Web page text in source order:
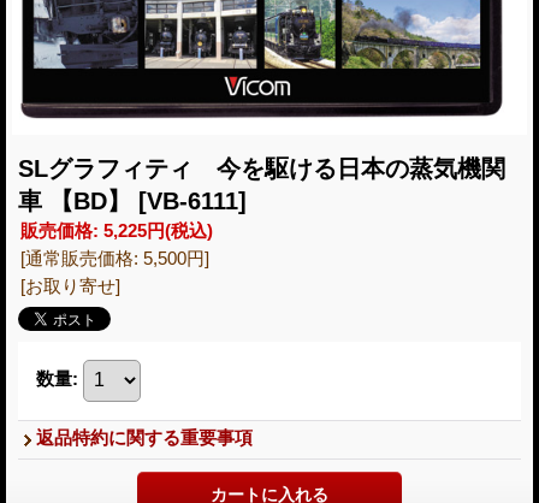
SLグラフィティ 今を駆ける日本の蒸気機関
車 【BD】 [VB-6111]
販売価格: 5,225円(税込)
[通常販売価格: 5,500円]
[お取り寄せ]
数量:
返品特約に関する重要事項